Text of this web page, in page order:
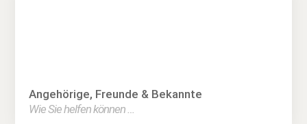
Angehörige, Freunde & Bekannte
Wie Sie helfen können …